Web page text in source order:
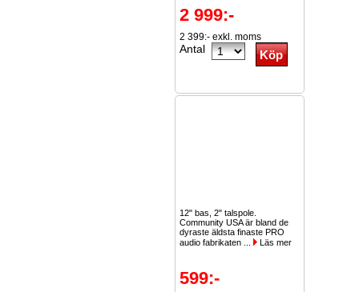
2 999:-
2 399:- exkl. moms
Antal
12" bas, 2" talspole.
Community USA är bland de
dyraste äldsta finaste PRO
audio fabrikaten ...
Läs mer
599:-